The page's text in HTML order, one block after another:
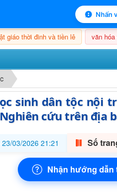
Nhấn
giáo thời đinh và tiền lê văn
sinh dân tộc nội
cứu trên địa
03/2026 21:21 Số
Nhận hướng dẫn